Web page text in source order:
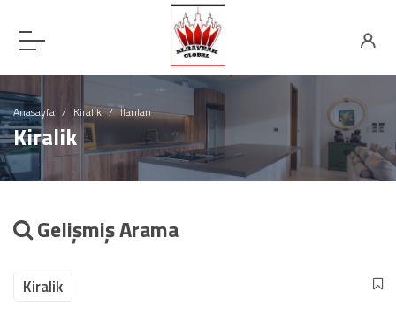
Anasayfa Kiralık İlanları
Kiralik
Gelişmiş Arama
Kiralik